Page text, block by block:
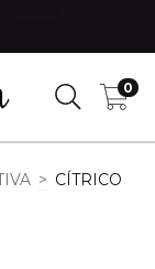
0
> CÍTRICO